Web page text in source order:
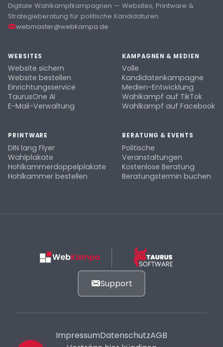
Digitale Wahlkampfkampagnen — Websites, Printware &
Strategieberatung für politische Kandidaturen.
webmaster@webkampa.de
WEBSITES
Website sichern
Website bestellen
Einrichtungsservice
TaurusOne AI
E-Mail-Verwaltung
KAMPAGNEN & MEDIEN
Volle
Kandidatenkampagne
Medien-Entwicklung
Wahlkampf auf TikTok
Wahlkampf auf Facebook
PRINTWARE
DIN lang Flyer
Wahlplakate
Hohlkammerdoppelplakate
Hohlkammer bestellen
BERATUNG & EVENTS
Politische
Veranstaltungen
Kostenlose Beratung
Beratungstermin buchen
Support
ImpressumDatenschutzAGB